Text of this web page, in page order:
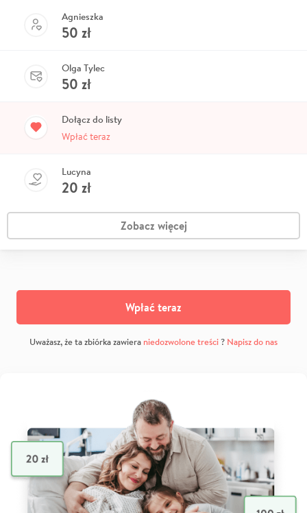
Agnieszka
50 zł
Olga Tylec
50 zł
Dołącz do listy
Wpłać teraz
Lucyna
20 zł
Zobacz więcej
Wpłać teraz
Uważasz, że ta zbiórka zawiera niedozwolone treści? Napisz do nas